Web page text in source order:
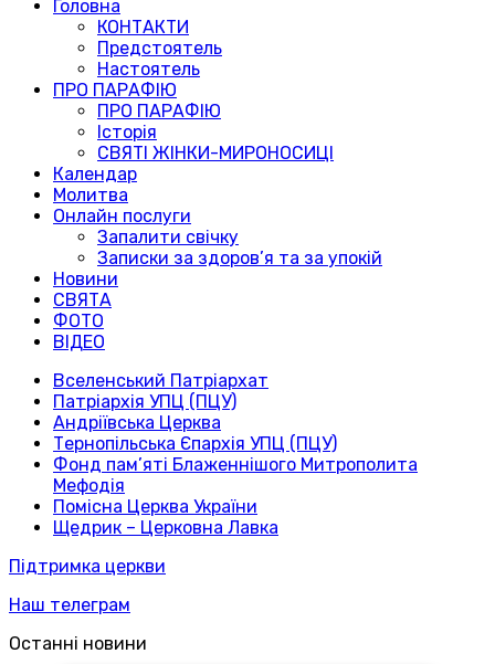
Головна
КОНТАКТИ
Предстоятель
Настоятель
ПРО ПАРАФІЮ
ПРО ПАРАФІЮ
Історія
СВЯТІ ЖІНКИ-МИРОНОСИЦІ
Календар
Молитва
Онлайн послуги
Запалити свічку
Записки за здоров’я та за упокій
Новини
СВЯТА
ФОТО
ВІДЕО
Вселенський Патріархат
Патріархія УПЦ (ПЦУ)
Андріївська Церква
Тернопільська Єпархія УПЦ (ПЦУ)
Фонд пам’яті Блаженнішого Митрополита
Мефодія
Помісна Церква України
Щедрик – Церковна Лавка
Підтримка церкви
Наш телеграм
Останні новини